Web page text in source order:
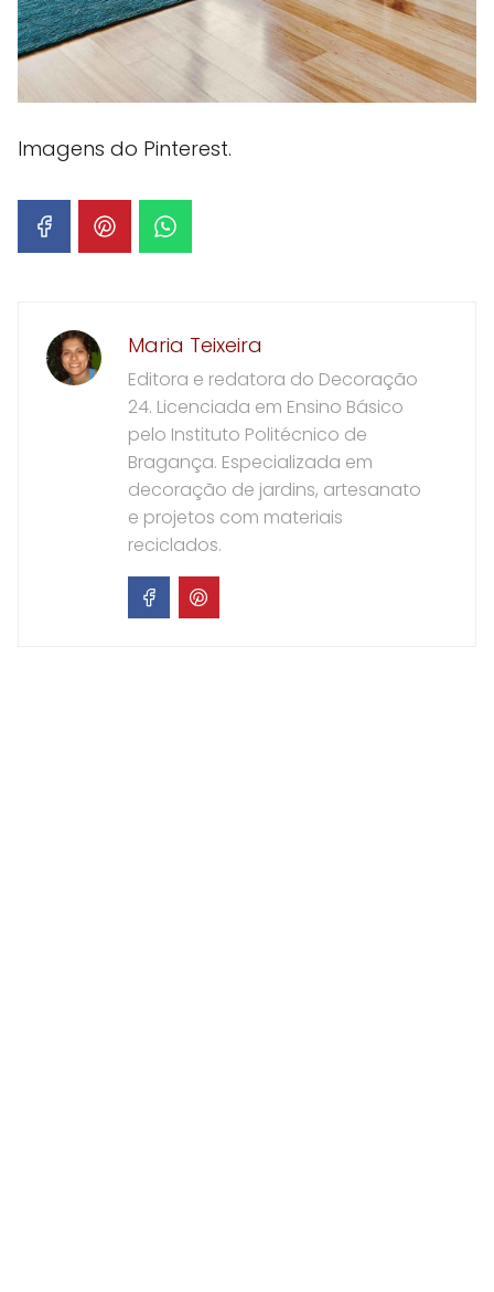
Imagens do Pinterest.
Maria Teixeira
Editora e redatora do Decoração
24. Licenciada em Ensino Básico
pelo Instituto Politécnico de
Bragança. Especializada em
decoração de jardins, artesanato
e projetos com materiais
reciclados.